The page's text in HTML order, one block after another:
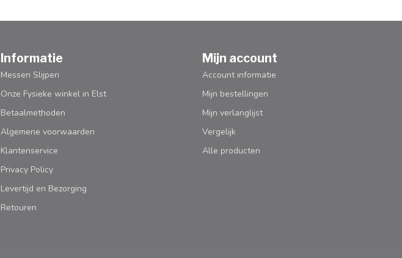
Informatie
Messen Slijpen
Onze Fysieke winkel in Elst
Betaalmethoden
Algemene voorwaarden
Klantenservice
Privacy Policy
Levertijd en Bezorging
Retouren
Mijn account
Account informatie
Mijn bestellingen
Mijn verlanglijst
Vergelijk
Alle producten